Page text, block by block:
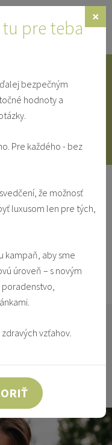
Toggle
SVEDECTVÁ
na výber
dva typy
spĺňať.
pre teba
×
bezpečným
hodnoty a
Pre každého - bez
že možnosť
luxusom len pre tých,
kampaň, aby sme
úroveň – s novým
vzťahov.